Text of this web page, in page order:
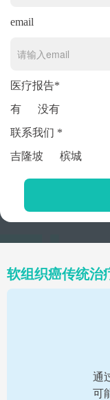
email
医疗报告*
有
没有
联系我们 *
吉隆坡
槟城
软组织癌传统治
通
可